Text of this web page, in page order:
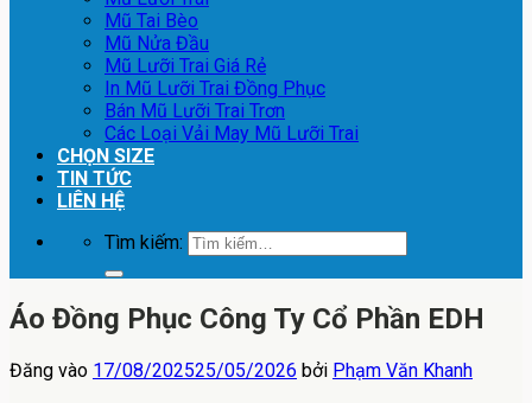
Mũ Tai Bèo
Mũ Nửa Đầu
Mũ Lưỡi Trai Giá Rẻ
In Mũ Lưỡi Trai Đồng Phục
Bán Mũ Lưỡi Trai Trơn
Các Loại Vải May Mũ Lưỡi Trai
CHỌN SIZE
TIN TỨC
LIÊN HỆ
Tìm kiếm:
Áo Đồng Phục Công Ty Cổ Phần EDH
Đăng vào 17/08/202525/05/2026 bởi Phạm Văn Khanh